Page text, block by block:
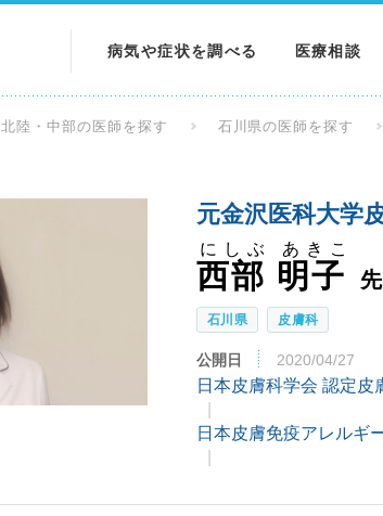
病気や症状を調べる
検査を調べる
医療相談
北陸・中部の医師を探す 石川県の医師を探す
元金沢医科大学
西部 明子
にしぶ あきこ
石川県 皮膚科
公開日 2020/04/27
日本皮膚科学会 認定皮
日本皮膚免疫アレルギ